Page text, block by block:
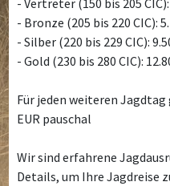
- Bronze (205 bis 220 CIC):
- Silber (220 bis 229 CIC):
- Gold (230 bis 280 CIC):
Für jeden weiteren
EUR pauschal
Wir sind erfahrene
Details, um Ihre Jagdreise